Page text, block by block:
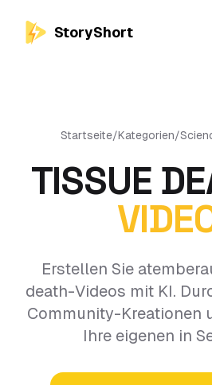
StoryShort
Startseite/Kategorien/
TISSUE
Erstellen Sie
death-Videos mit KI.
Community-Kreationen
Ihre eigenen in